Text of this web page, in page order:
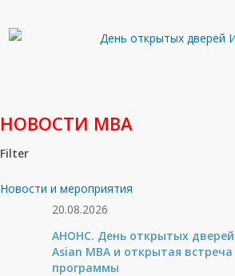
НОВОСТИ МВА
Filter
Новости и мероприятия
20.08.2026
АНОНС. День открытых
Asian MBA и открытая
программы